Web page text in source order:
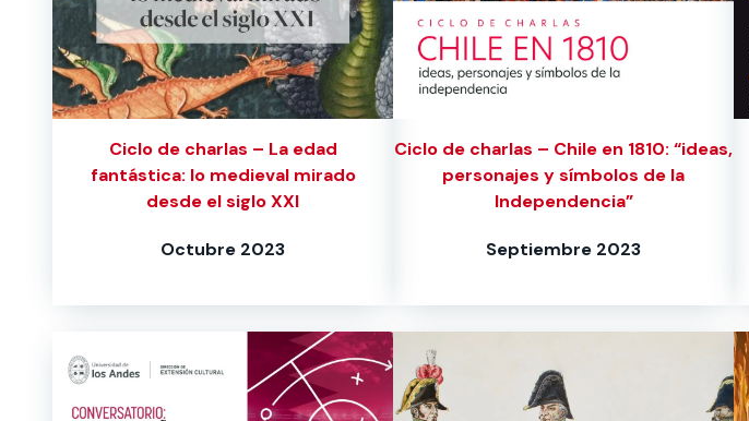
Ciclo de charlas – La edad
fantástica: lo medieval mirado
desde el siglo XXI
Octubre 2023
Ciclo de charlas – Chile en 1810: “ideas,
personajes y símbolos de la
Independencia”
Septiembre 2023